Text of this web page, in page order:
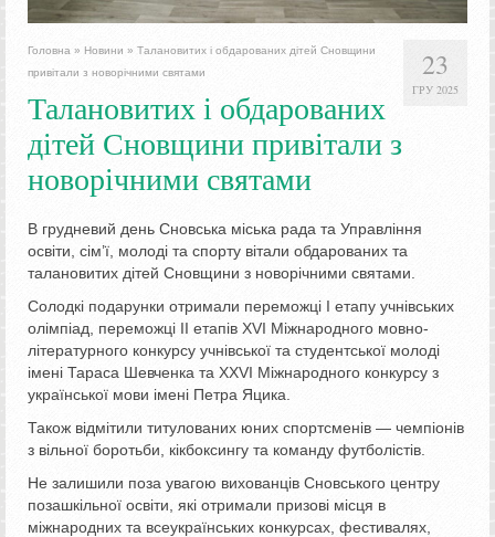
23
ГРУ 2025
Головна » Новини » Талановитих і обдарованих дітей Сновщини
привітали з новорічними святами
Талановитих і обдарованих
дітей Сновщини привітали з
новорічними святами
В грудневий день Сновська міська рада та Управління
освіти, сім’ї, молоді та спорту вітали обдарованих та
талановитих дітей Сновщини з новорічними святами.
Солодкі подарунки отримали переможці І етапу учнівських
олімпіад, переможці ІІ етапів XVI Міжнародного мовно-
літературного конкурсу учнівської та студентської молоді
імені Тараса Шевченка та XXVI Міжнародного конкурсу з
української мови імені Петра Яцика.
Також відмітили титулованих юних спортсменів — чемпіонів
з вільної боротьби, кікбоксингу та команду футболістів.
Не залишили поза увагою вихованців Сновського центру
позашкільної освіти, які отримали призові місця в
міжнародних та всеукраїнських конкурсах, фестивалях,